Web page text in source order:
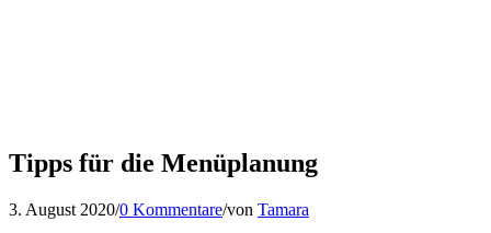
Tipps für die Menüplanung
3. August 2020/0 Kommentare/von Tamara